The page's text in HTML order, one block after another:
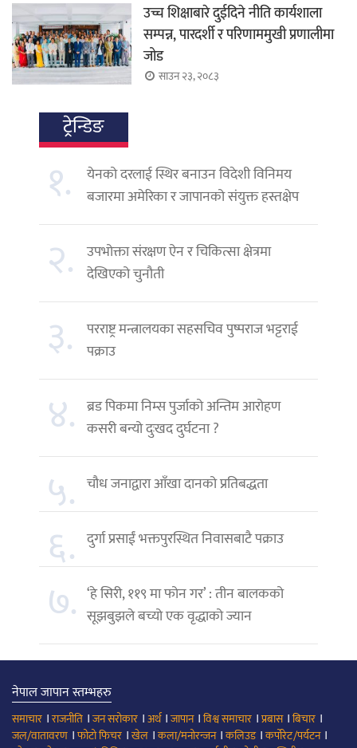
उच्च शिक्षाबारे दुईदिने नीति कार्यशाला
सम्पन्न, पारदर्शी र परिणाममुखी प्रणालीमा
जोड
साउन २३, २०८३
ट्रेन्डिङ
१.
येनको दरलाई स्थिर बनाउन विदेशी विनिमय
बजारमा अमेरिका र जापानको संयुक्त हस्तक्षेप
२. उपभोक्ता संरक्षण ऐन र चिकित्सा क्षेत्रमा
देखिएको चुनौती
३.
परराष्ट्र मन्त्रालयका सहसचिव पुष्पराज भट्टराई
पक्राउ
४. ब्रड पिकमा निम्स पुर्जाको अन्तिम आरोहण
कसरी बन्यो दुःखद दुर्घटना ?
५. चौध जनाद्वारा आँखा दानको प्रतिबद्धता
६. दुर्गा प्रसाईं भक्तपुरस्थित निवासबाटै पक्राउ
७. ‘हे सिरी, ११९ मा फोन गर’ : तीन बालकको
सूझबुझले बच्यो एक वृद्धाको ज्यान
नेपाल जापान स्तम्भहरु
समाचार ।राजनीति ।जन सरोकार ।अर्थ।जापान।विश्व समाचार ।प्रबास।बिचार ।
जल/वातावरण ।फोटो फिचर ।खेल ।कला/मनोरन्जन।कलिउड।कर्पोरेट/पर्यटन।